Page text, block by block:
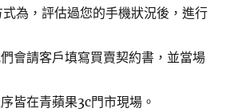
為，評估過您的手機狀況後，進行
會請客戶填寫買賣契約書，並當場
皆在青蘋果3c門市現場。